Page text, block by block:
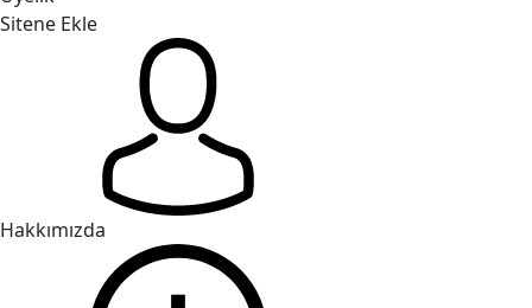
Sitene Ekle
Hakkımızda